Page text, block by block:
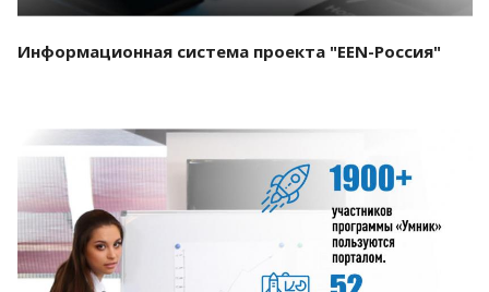
Информационная система проекта "EEN-Россия"